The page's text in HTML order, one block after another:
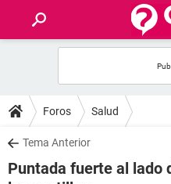
FOROS
SALUD
FAMILIA
Foros Salud
Tema Anterior
Puntada fuerte al lado